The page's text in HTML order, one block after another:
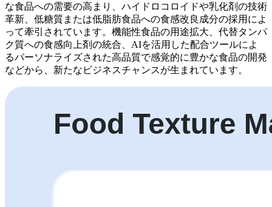
な食品への需要の高まり、ハイドロコロイドや乳化剤の技術
革新、低糖質または低脂肪食品への食感改良成分の採用によ
って牽引されています。機能性食品の用途拡大、代替タンパ
ク質への食感向上剤の統合、AIを活用した配合ツールによ
るパーソナライズされた高品質で感覚的に豊かな食品の開発
などから、新たなビジネスチャンスが生まれています。